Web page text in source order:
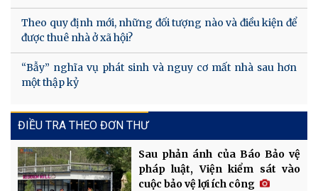
Theo quy định mới, những đối tượng nào và điều kiện để
được thuê nhà ở xã hội?
“Bẫy” nghĩa vụ phát sinh và nguy cơ mất nhà sau hơn
một thập kỷ
ĐIỀU TRA THEO ĐƠN THƯ
Sau phản ánh của Báo Bảo vệ
pháp luật, Viện kiểm sát vào
cuộc bảo vệ lợi ích công